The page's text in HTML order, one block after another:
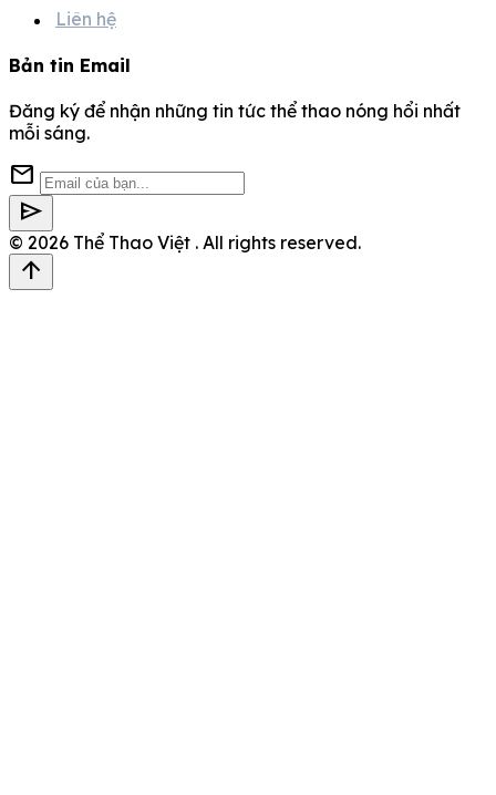
Liên hệ
Bản tin Email
Đăng ký để nhận những tin tức thể thao nóng hổi nhất
mỗi sáng.
mail
send
© 2026 Thể Thao Việt . All rights reserved.
arrow_upward